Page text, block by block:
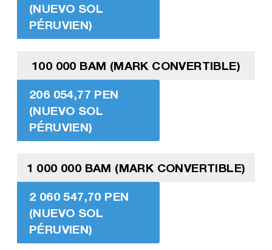
(NUEVO SOL
PÉRUVIEN)
100 000 BAM (MARK CONVERTIBLE)
206 054,77 PEN
(NUEVO SOL
PÉRUVIEN)
1 000 000 BAM (MARK CONVERTIBLE)
2 060 547,70 PEN
(NUEVO SOL
PÉRUVIEN)